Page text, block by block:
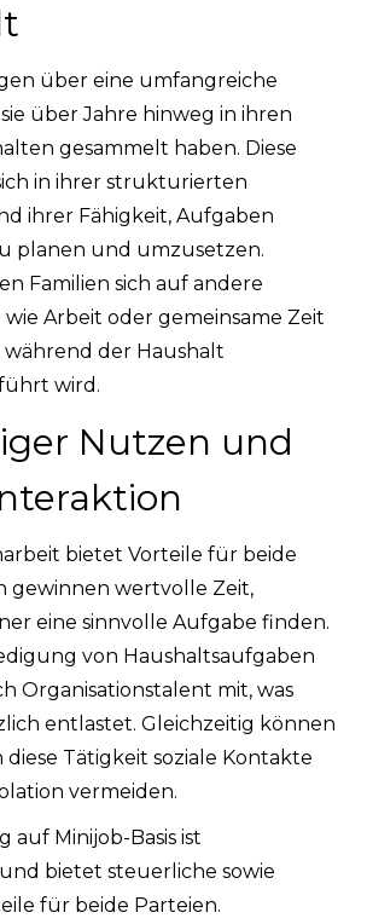
über eine umfangreiche
über Jahre hinweg in ihren
gesammelt haben. Diese
in ihrer strukturierten
ihrer Fähigkeit, Aufgaben
planen und umzusetzen.
Familien sich auf andere
Arbeit oder gemeinsame Zeit
der Haushalt
wird.
Nutzen und
bietet Vorteile für beide
gewinnen wertvolle Zeit,
eine sinnvolle Aufgabe finden.
von Haushaltsaufgaben
Organisationstalent mit, was
entlastet. Gleichzeitig können
Tätigkeit soziale Kontakte
vermeiden.
auf Minijob-Basis ist
bietet steuerliche sowie
für beide Parteien.